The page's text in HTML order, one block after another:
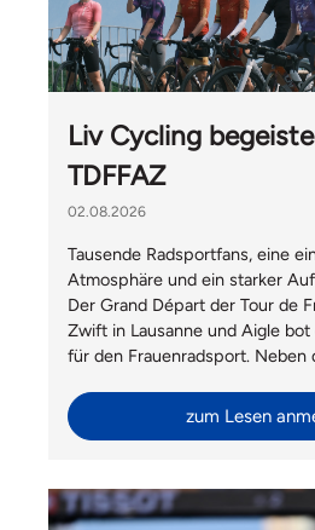
Liv Cycling
TDFFAZ
02.08.2026
Tausende Radsportfans, eine
Atmosphäre und ein starker
Der Grand Départ der Tour de
Zwift in Lausanne und Aigle
für den Frauenradsport. Neben
Switzerland auch Gäste von
Taiwan begrüssen.
zum Lesen